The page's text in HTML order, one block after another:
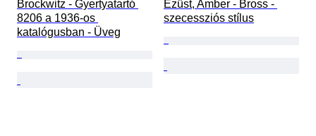
Brockwitz - Gyertyatartó
8206 a 1936-os
katalógusban - Üveg
Ezüst, Amber - Bross -
szecessziós stílus